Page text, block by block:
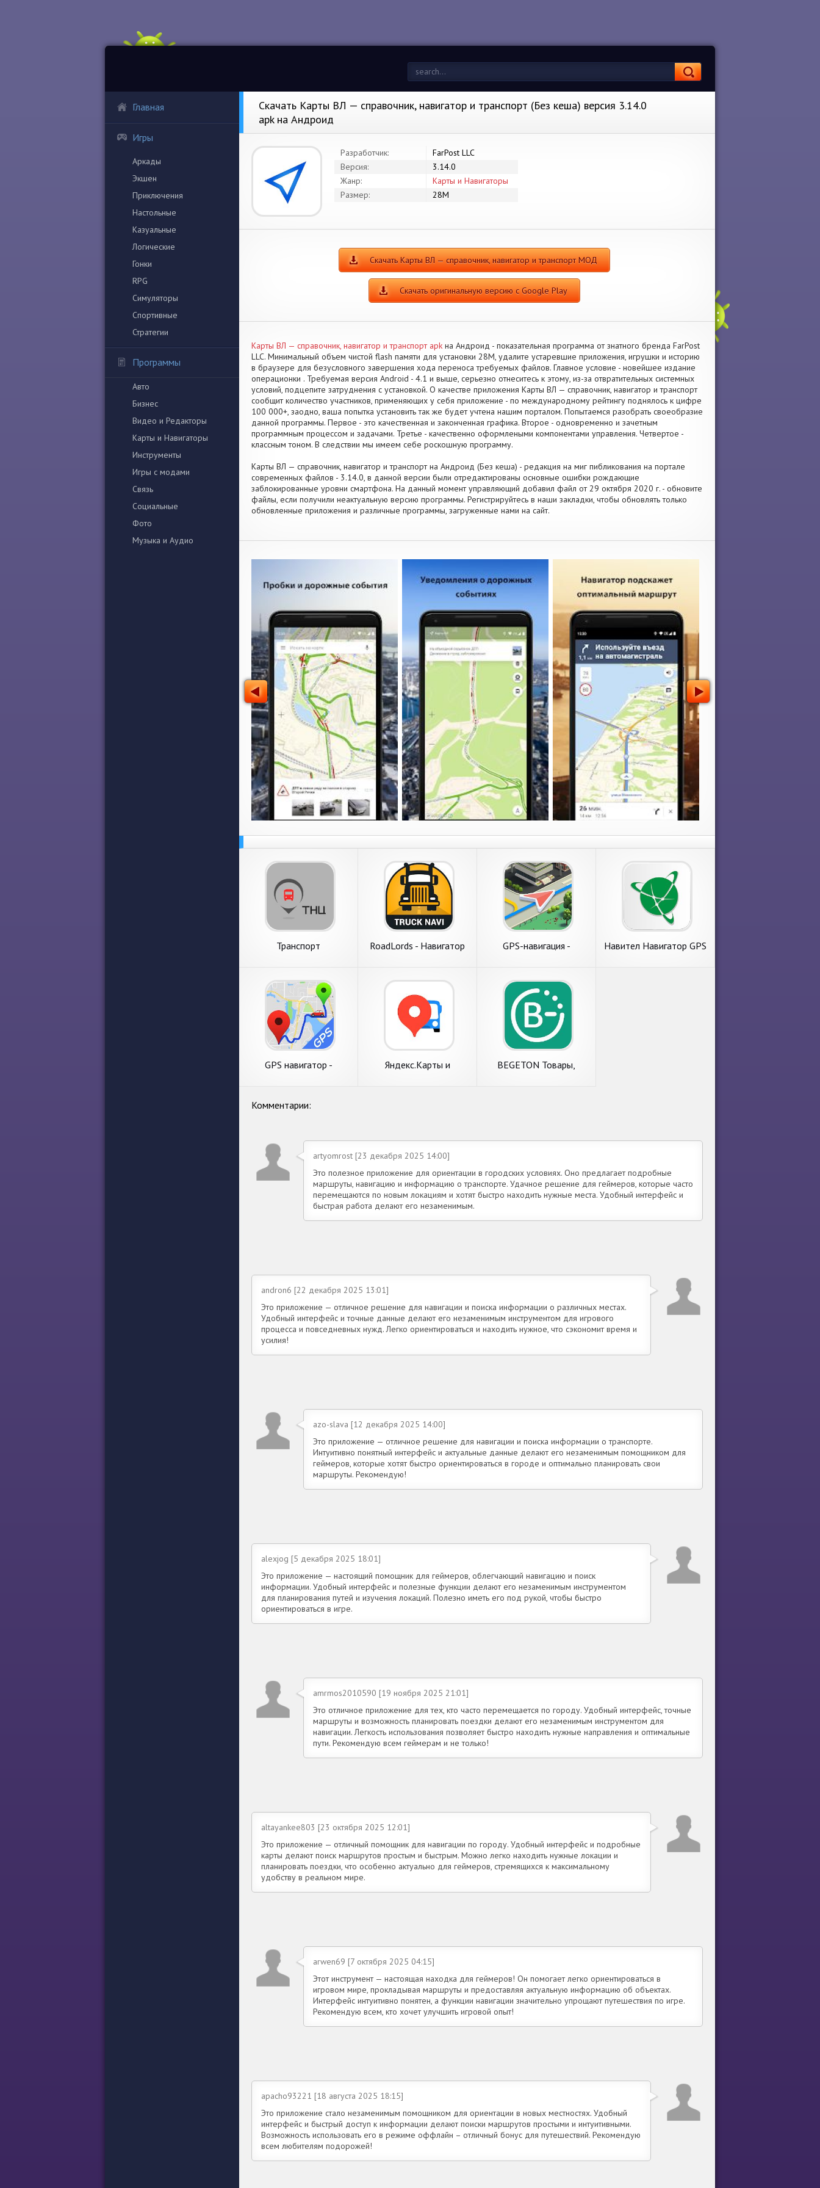
Главная
Игры
Аркады
Экшен
Приключения
Настольные
Казуальные
Логические
Гонки
RPG
Симуляторы
Спортивные
Стратегии
Программы
Авто
Бизнес
Видео и Редакторы
Карты и Навигаторы
Инструменты
Игры с модами
Связь
Социальные
Фото
Музыка и Аудио
Скачать Карты ВЛ — справочник, навигатор и транспорт (Без кеша) версия 3.14.0
apk на Андроид
Разработчик:
FarPost LLC
Версия:
3.14.0
Жанр:
Карты и Навигаторы
Размер:
28M
Скачать Карты ВЛ — справочник, навигатор и транспорт МОД
Скачать оригинальную версию с Google Play
Карты ВЛ — справочник, навигатор и транспорт apk на Андроид - показательная программа от знатного бренда FarPost
LLC. Минимальный объем чистой flash памяти для установки 28M, удалите устаревшие приложения, игрушки и историю
в браузере для безусловного завершения хода переноса требуемых файлов. Главное условие - новейшее издание
операционки . Требуемая версия Android - 4.1 и выше, серьезно отнеситесь к этому, из-за отвратительных системных
условий, подцепите затруднения с установкой. О качестве приложения Карты ВЛ — справочник, навигатор и транспорт
сообщит количество участников, применяющих у себя приложение - по международному рейтингу поднялось к цифре
100 000+, заодно, ваша попытка установить так же будет учтена нашим порталом. Попытаемся разобрать своеобразие
данной программы. Первое - это качественная и законченная графика. Второе - одновременно и зачетным
программным процессом и задачами. Третье - качественно оформлеными компонентами управления. Четвертое -
классным тоном. В следствии мы имеем себе роскошную программу.
Карты ВЛ — справочник, навигатор и транспорт на Андроид (Без кеша) - редакция на миг пибликования на портале
современных файлов - 3.14.0, в данной версии были отредактированы основные ошибки рождающие
заблокированные уровни смартфона. На данный момент управляющий добавил файл от 29 октября 2020 г. - обновите
файлы, если получили неактуальную версию программы. Регистрируйтесь в наши закладки, чтобы обновлять только
обновленные приложения и различные программы, загруженные нами на сайт.
Транспорт
RoadLords - Навигатор
GPS-навигация -
Навител Навигатор GPS
GPS навигатор -
Яндекс.Карты и
BEGETON Товары,
Комментарии:
artyomrost [23 декабря 2025 14:00]
Это полезное приложение для ориентации в городских условиях. Оно предлагает подробные
маршруты, навигацию и информацию о транспорте. Удачное решение для геймеров, которые часто
перемещаются по новым локациям и хотят быстро находить нужные места. Удобный интерфейс и
быстрая работа делают его незаменимым.
andron6 [22 декабря 2025 13:01]
Это приложение — отличное решение для навигации и поиска информации о различных местах.
Удобный интерфейс и точные данные делают его незаменимым инструментом для игрового
процесса и повседневных нужд. Легко ориентироваться и находить нужное, что сэкономит время и
усилия!
azo-slava [12 декабря 2025 14:00]
Это приложение — отличное решение для навигации и поиска информации о транспорте.
Интуитивно понятный интерфейс и актуальные данные делают его незаменимым помощником для
геймеров, которые хотят быстро ориентироваться в городе и оптимально планировать свои
маршруты. Рекомендую!
alexjog [5 декабря 2025 18:01]
Это приложение — настоящий помощник для геймеров, облегчающий навигацию и поиск
информации. Удобный интерфейс и полезные функции делают его незаменимым инструментом
для планирования путей и изучения локаций. Полезно иметь его под рукой, чтобы быстро
ориентироваться в игре.
amrmos2010590 [19 ноября 2025 21:01]
Это отличное приложение для тех, кто часто перемещается по городу. Удобный интерфейс, точные
маршруты и возможность планировать поездки делают его незаменимым инструментом для
навигации. Легкость использования позволяет быстро находить нужные направления и оптимальные
пути. Рекомендую всем геймерам и не только!
altayankee803 [23 октября 2025 12:01]
Это приложение — отличный помощник для навигации по городу. Удобный интерфейс и подробные
карты делают поиск маршрутов простым и быстрым. Можно легко находить нужные локации и
планировать поездки, что особенно актуально для геймеров, стремящихся к максимальному
удобству в реальном мире.
arwen69 [7 октября 2025 04:15]
Этот инструмент — настоящая находка для геймеров! Он помогает легко ориентироваться в
игровом мире, прокладывая маршруты и предоставляя актуальную информацию об объектах.
Интерфейс интуитивно понятен, а функции навигации значительно упрощают путешествия по игре.
Рекомендую всем, кто хочет улучшить игровой опыт!
apacho93221 [18 августа 2025 18:15]
Это приложение стало незаменимым помощником для ориентации в новых местностях. Удобный
интерфейс и быстрый доступ к информации делают поиски маршрутов простыми и интуитивными.
Возможность использовать его в режиме оффлайн – отличный бонус для путешествий. Рекомендую
всем любителям подорожей!